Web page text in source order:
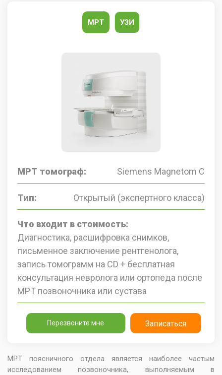
МРТ УЗИ
МРТ томограф: Siemens Magnetom C
Тип: Открытый (экспертного класса)
Что входит в стоимость:
Диагностика, расшифровка снимков,
письменное заключение рентгенолога,
запись томограмм на CD + бесплатная
консультация невролога или ортопеда после
МРТ позвоночника или сустава
Перезвоните мне Записаться
МРТ поясничного отдела является наиболее частым
исследованием позвоночника, выполняемым в